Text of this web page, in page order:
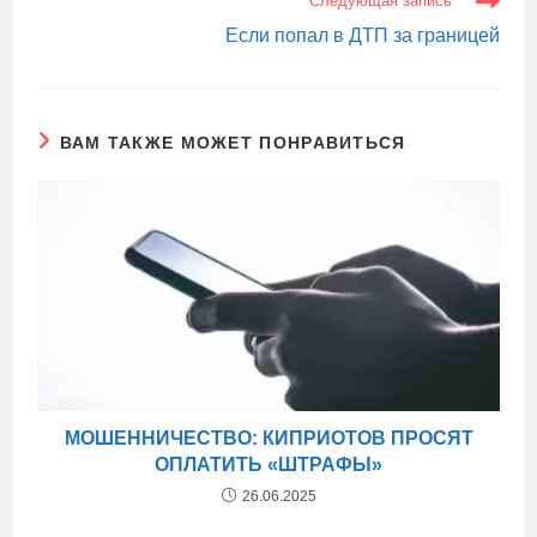
Если попал в ДТП за границей
ВАМ ТАКЖЕ МОЖЕТ ПОНРАВИТЬСЯ
МОШЕННИЧЕСТВО: КИПРИОТОВ ПРОСЯТ
ОПЛАТИТЬ «ШТРАФЫ»
26.06.2025